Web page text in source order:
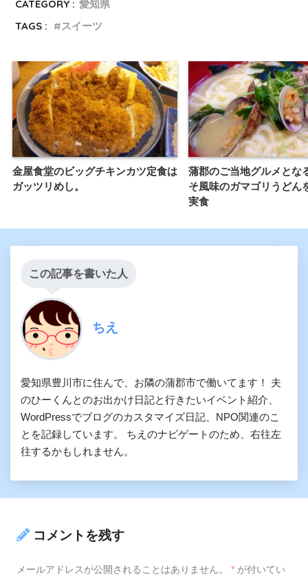
CATEGORY : 愛知県
TAGS :
スイーツ
金屋食堂のビッグチキンカツ定食は
ガッツリめし。
蒲郡のご当地グルメとな
そ風味のガマゴリうどん
実食
この記事を書いた人
ちえ
愛知県豊川市に住んで、お隣の蒲郡市で働いてます！ 夫
のひーくんとのお出かけ日記と行きたいイベント紹介、
WordPressでブログのカスタマイズ日記、NPO関連のこ
とを記録しています。 ちえのナビゲートのため、右往左
往するかもしれません。
コメントを残す
メールアドレスが公開されることはありません。 * が付いてい